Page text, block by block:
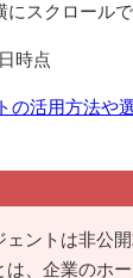
にスクロール
時点
の活用方法や
ェントは非公
は、企業のホ